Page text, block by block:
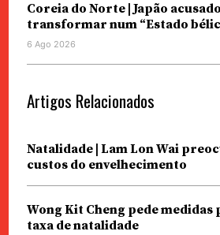
Coreia do Norte | Japão
transformar num “Estado
6 Ago 2026
Artigos Relacionados
Natalidade | Lam Lon Wai
custos do envelhecimento
Wong Kit Cheng pede
taxa de natalidade